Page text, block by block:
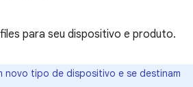
para seu dispositivo e produto.
novo tipo de dispositivo e se destinam